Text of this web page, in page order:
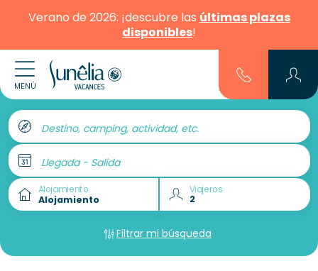
Verano de 2026: ¡descubre las últimas plazas
disponibles!
MENÚ
Destino, camping, actividad, etc.
Llegada - Salida
Alojamiento Viajeros
Filtrar mi búsqueda